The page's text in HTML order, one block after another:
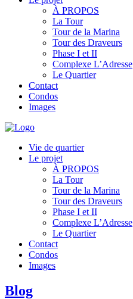
À PROPOS
La Tour
Tour de la Marina
Tour des Draveurs
Phase I et II
Complexe L’Adresse
Le Quartier
Contact
Condos
Images
Vie de quartier
Le projet
À PROPOS
La Tour
Tour de la Marina
Tour des Draveurs
Phase I et II
Complexe L’Adresse
Le Quartier
Contact
Condos
Images
Blog